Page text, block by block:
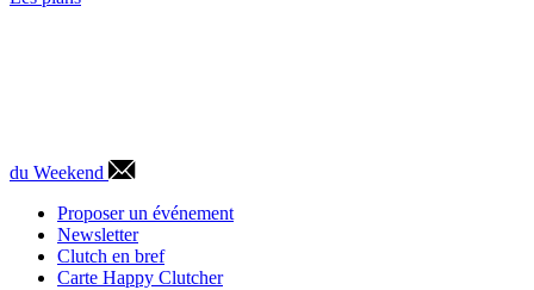
du Weekend
Proposer un événement
Newsletter
Clutch en bref
Carte Happy Clutcher